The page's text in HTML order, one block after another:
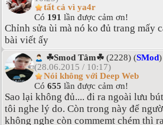
tất cả vì ya4r
Có 191 lần được cảm ơn!
Chỉnh sửa ùi mà nó ko đủ trang mấy
bài viết ấy
☘Smod Tâm☘ (2228) (SMod)
(28.06.2015 / 10:17)
Nói không với Deep Web
Có 655 lần được cảm ơn!
Sao lại không đủ.... đi ra ngoài lưu
tôi nghe lý do. Còn trong này để
không nghe còn commemt chém thì